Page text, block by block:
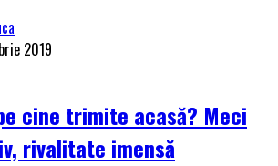
2019
cine trimite acasă? Meci
rivalitate imensă